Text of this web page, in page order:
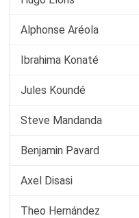
Alphonse Aréola
Ibrahima Konaté
Jules Koundé
Steve Mandanda
Benjamin Pavard
Axel Disasi
Theo Hernández